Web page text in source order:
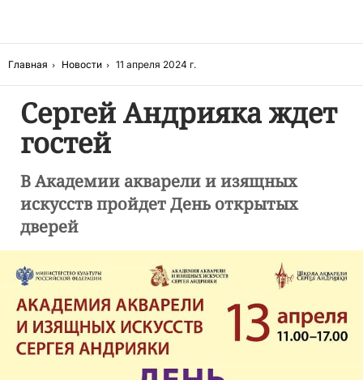
Главная Новости 11 апреля 2024 г.
Сергей Андрияка ждет
гостей
В Академии акварели и изящных
искусств пройдет День открытых
дверей